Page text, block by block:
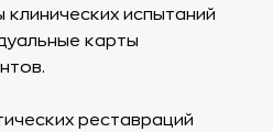
клинических испытаний
карты
реставраций